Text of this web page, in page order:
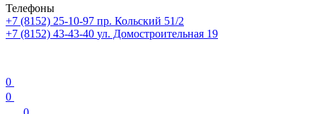
Телефоны
+7 (8152) 25-10-97 пр. Кольский 51/2
+7 (8152) 43-43-40 ул. Домостроительная 19
0
0